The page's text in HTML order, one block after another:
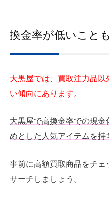
換金率が低いことも
大黒屋では、買取注力品
い傾向にあります。
大黒屋で高換金率での現
めとした人気アイテムを持
事前に高額買取商品をチェ
サーチしましょう。